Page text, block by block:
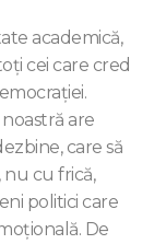
academică,
cei care cred
are
care să
nu cu frică,
politici care
De